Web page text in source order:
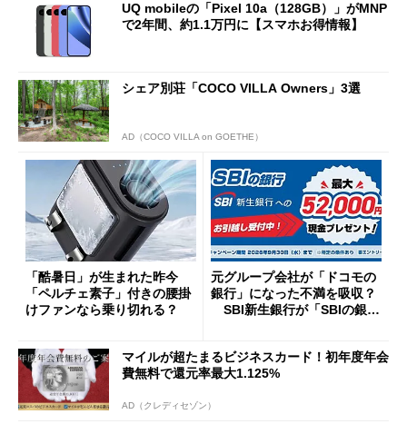
UQ mobileの「Pixel 10a（128GB）」がMNP
で2年間、約1.1万円に【スマホお得情報】
シェア別荘「COCO VILLA Owners」3選
AD（COCO VILLA on GOETHE）
「酷暑日」が生まれた昨今
「ペルチェ素子」付きの腰掛
けファンなら乗り切れる？
元グループ会社が「ドコモの
銀行」になった不満を吸収？
SBI新生銀行が「SBIの銀
開催
マイルが超たまるビジネスカード！初年度年会
費無料で還元率最大1.125%
AD（クレディセゾン）